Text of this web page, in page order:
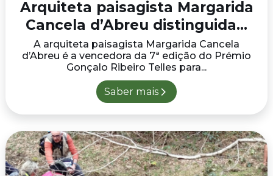
Arquiteta paisagista Margarida
Cancela d’Abreu distinguida...
A arquiteta paisagista Margarida Cancela
d’Abreu é a vencedora da 7ª edição do Prémio
Gonçalo Ribeiro Telles para...
Saber mais